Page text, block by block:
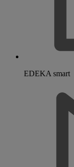
EDEKA smart